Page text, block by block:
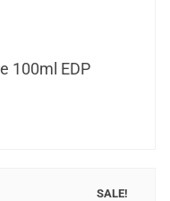
100ml EDP
SALE!